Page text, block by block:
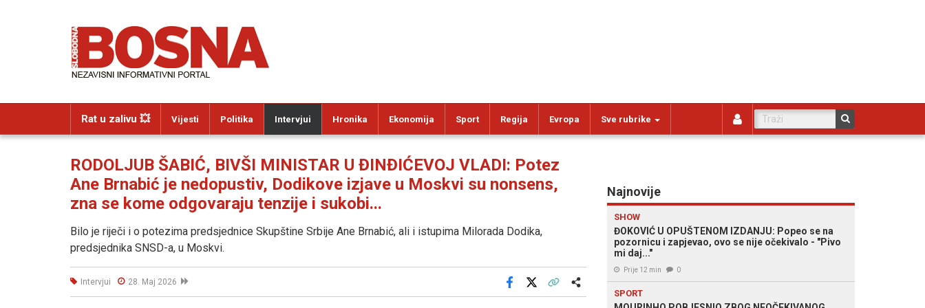
Rat u zalivu 💥 Vijesti Politika Intervjui Hronika Ekonomija Sport Regija Evropa Sve rubrike
RODOLJUB ŠABIĆ, BIVŠI MINISTAR U ĐINĐIĆEVOJ VLADI: Potez
Ane Brnabić je nedopustiv, Dodikove izjave u Moskvi su nonsens,
zna se kome odgovaraju tenzije i sukobi...
Bilo je riječi i o potezima predsjednice Skupštine Srbije Ane Brnabić, ali i istupima Milorada Dodika,
predsjednika SNSD-a, u Moskvi.
Intervjui 28. Maj 2026
Facebook
Najnovije
SHOW
ĐOKOVIĆ U OPUŠTENOM IZDANJU: Popeo se na
pozornicu i zapjevao, ovo se nije očekivalo - "Pivo
mi daj..."
Prije 12 min 0
SPORT